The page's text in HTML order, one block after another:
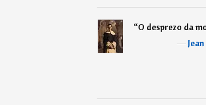
“O desprezo da
―